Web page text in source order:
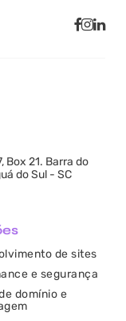
Box 21. Barra do
do Sul - SC
de sites
e segurança
domínio e